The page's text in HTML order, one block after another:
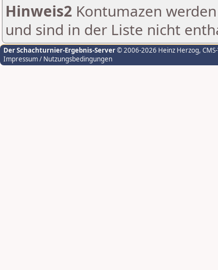
Hinweis2 Kontumazen
und sind in der Liste nicht
Der Schachturnier-Ergebnis-Server© 2006-2026 Heinz Herzog,
Impressum / Nutzungsbedingungen